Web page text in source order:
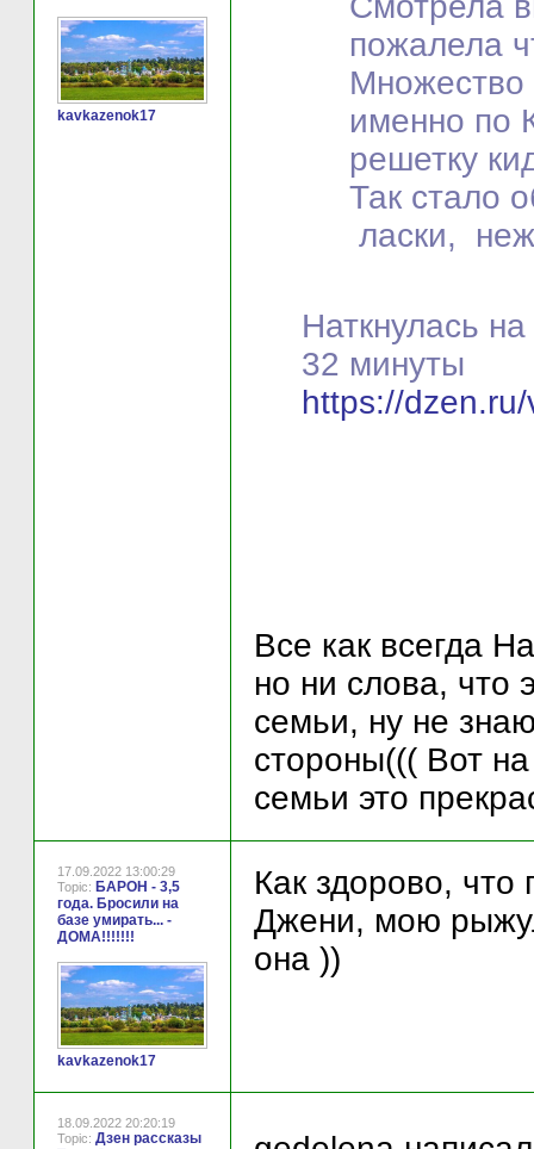
kavkazenok17
пожалела
Множество
именно по
решетку
Так стало
ласки,
Наткнулась
32 минуты
https://
Все как всегда
но ни слова, что
семьи, ну не
стороны((( Вот
семьи это
17.09.2022 13:00:29
Topic: БАРОН - 3,5
года. Бросили на
базе умирать... -
ДОМА!!!!!!!
kavkazenok17
Как здорово,
Джени, мою
она ))
18.09.2022 20:20:19
Topic: Дзен рассказы